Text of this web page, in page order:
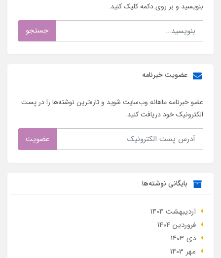
بنویسید و بر روی دکمه کلیک کنید.
جستجو
عضویت خبرنامه
عضو خبرنامه ماهانه وب‌سایت شوید و تازه‌ترین نوشته‌ها را در پست
الکترونیک خود دریافت کنید.
عضویت
بایگانی نوشته‌ها
ارديبهشت 1404
فروردین 1404
دی 1403
مهر 1403